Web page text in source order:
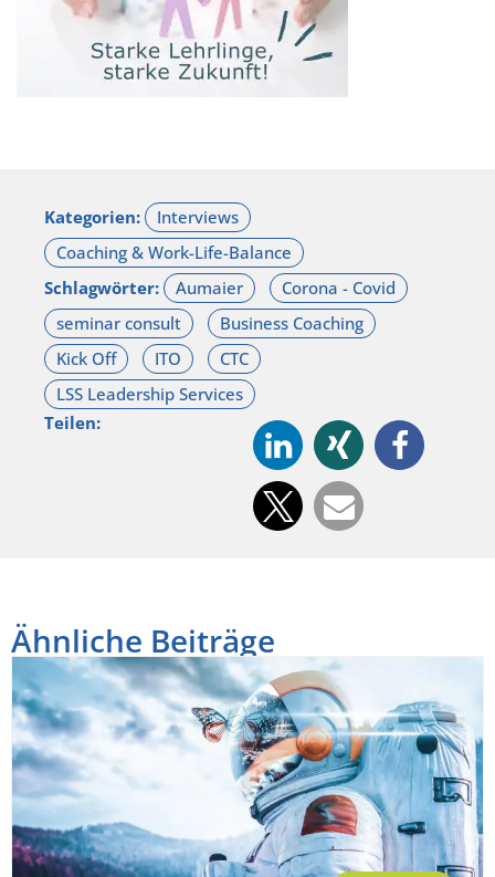
Kategorien:
Schlagwörter:
Teilen:
Ähnliche Beiträge